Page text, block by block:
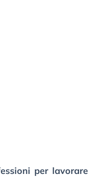
per lavorare